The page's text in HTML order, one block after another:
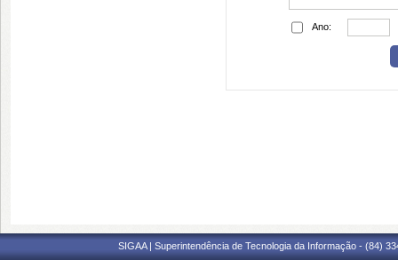
Ano:
SIGAA | Superintendência de Tecnologia da Informação - (84)